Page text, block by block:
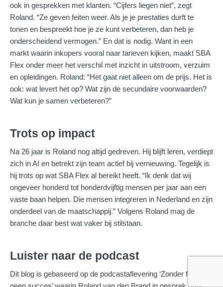
ook in gesprekken met klanten. “Cijfers liegen niet”, zegt
Roland. “Ze geven feiten weer. Als je je prestaties durft te
tonen en bespreekt hoe je ze kunt verbeteren, dan heb je
onderscheidend vermogen.” En dat is nodig. Want in een
markt waarin inkopers vooral naar tarieven kijken, maakt SBA
Flex onder meer het verschil met inzicht in uitstroom, verzuim
en opleidingen. Roland: “Het gaat niet alleen om de prijs. Het is
ook: wat levert het op? Wat zijn de secundaire voorwaarden?
Wat kun je samen verbeteren?”
Trots op impact
Na 26 jaar is Roland nog altijd gedreven. Hij blijft leren, verdiept
zich in AI en betrekt zijn team actief bij vernieuwing. Tegelijk is
hij trots op wat SBA Flex al bereikt heeft. “Ik denk dat wij
ongeveer honderd tot honderdvijftig mensen per jaar aan een
vaste baan helpen. Die mensen integreren in Nederland en zijn
onderdeel van de maatschappij.” Volgens Roland mag de
branche daar best wat vaker bij stilstaan.
Luister naar de podcast
Dit blog is gebaseerd op de podcastaflevering ‘Zonder focus